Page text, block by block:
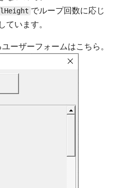
でループ回数に応じ
ています。
ーザーフォームはこちら。